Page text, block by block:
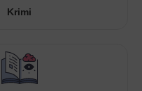
Krimi